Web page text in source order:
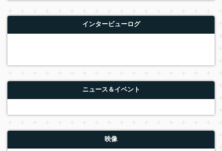
インタービューログ
ニュース＆イベント
映像